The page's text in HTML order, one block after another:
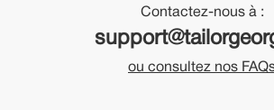
Contactez-nous à :
ou consultez nos